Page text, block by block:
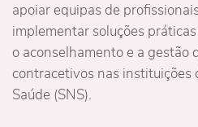
apoiar equipas de
implementar soluções
o aconselhamento e a gestão
contracetivos nas instituições
Saúde (SNS).